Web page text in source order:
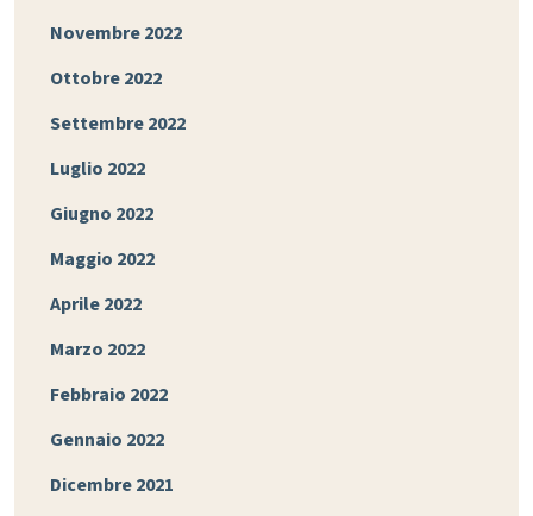
Novembre 2022
Ottobre 2022
Settembre 2022
Luglio 2022
Giugno 2022
Maggio 2022
Aprile 2022
Marzo 2022
Febbraio 2022
Gennaio 2022
Dicembre 2021